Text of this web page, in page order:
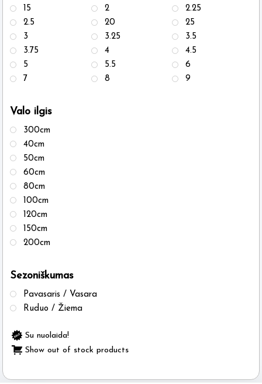
15
2
2.25
2.5
20
25
3
3.25
3.5
3.75
4
4.5
5
5.5
6
7
8 9
Valo ilgis
300cm
40cm
50cm
60cm
80cm
100cm
120cm
150cm
200cm
Sezoniškumas
Pavasaris / Vasara
Ruduo / Žiema
Su nuolaida!
Show out of stock products